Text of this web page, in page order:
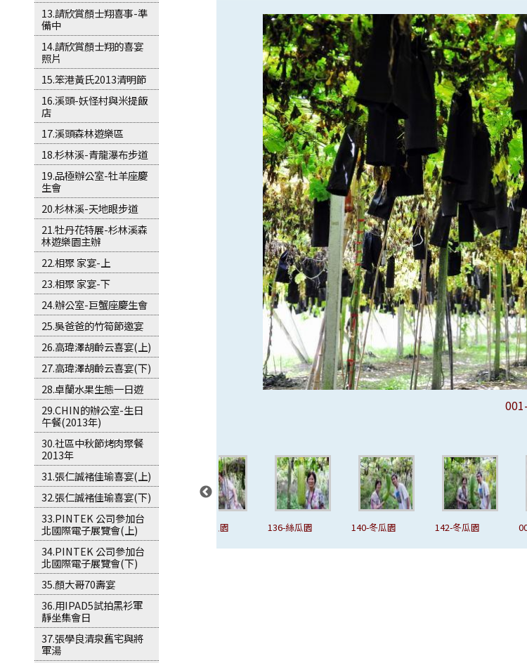
13.請欣賞顏士翔喜事-準
備中
14.請欣賞顏士翔的喜宴
照片
15.笨港黃氏2013清明節
16.溪頭-妖怪村與米提飯
店
17.溪頭森林遊樂區
18.杉林溪-青龍瀑布步道
19.品極辦公室-牡羊座慶
生會
20.杉林溪-天地眼步道
21.牡丹花特展-杉林溪森
林遊樂園主辦
22.相聚 家宴-上
23.相聚 家宴-下
24.辦公室-巨蟹座慶生會
25.吳爸爸的竹筍節邀宴
26.高瑋澤胡齡云喜宴(上)
27.高瑋澤胡齡云喜宴(下)
28.卓蘭水果生態一日遊
29.CHIN的辦公室-生日
午餐(2013年)
30.社區中秋節烤肉聚餐
2013年
31.張仁誠褚佳瑜喜宴(上)
32.張仁誠褚佳瑜喜宴(下)
33.PINTEK 公司參加台
北國際電子展覽會(上)
34.PINTEK 公司參加台
北國際電子展覽會(下)
35.顏大哥70壽宴
36.用IPAD5試拍黑衫軍
靜坐集會日
37.張學良清泉舊宅與將
軍湯
007-有
008-有
009-有
010-有
011-有
081-蘇立颱
082-蘇立颱
083-蘇立颱
084-蘇立颱
133-絲瓜園 134-絲瓜園 136-絲瓜園 140-冬瓜園 142-冬瓜園
001-有機苦瓜